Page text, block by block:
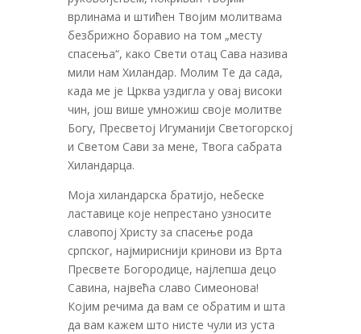
врлинама и штићен Твојим молитвама
безбрижно боравио на том „месту
спасења“, како Свети отац Сава назива
мили нам Хиландар. Молим Те да сада,
када ме је Црква уздигла у овај високи
чин, још више умножиш своје молитве
Богу, Пресветој Игуманији Светогорској
и Светом Сави за мене, Твога сабрата
Хиландарца.
Моја хиландарска братијо, небеске
ластавице које непрестано узносите
славопој Христу за спасење рода
српског, најмириснији кринови из Врта
Пресвете Богородице, најлепша децо
Савина, највећа славо Симеонова!
Којим речима да вам се обратим и шта
да вам кажем што нисте чули из уста